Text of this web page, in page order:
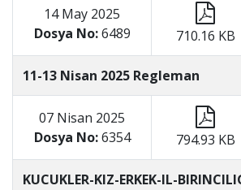
14 May 2025
Dosya No:6489 710.16 KB
11-13 Nisan 2025 Regleman
07 Nisan 2025
Dosya No:6354 794.93 KB
KUCUKLER-KIZ-ERKEK-IL-